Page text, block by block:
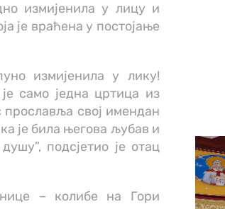
измијенила у лицу и
је враћена у постојање
измијенила у лику!
само једна цртица из
свој имендан
је била његова љубав и
подсјетио је отац
– колибе на Гори